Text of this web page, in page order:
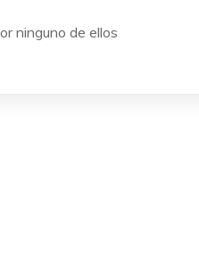
ninguno de ellos